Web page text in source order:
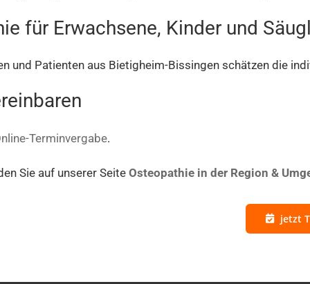
für Erwachsene, Kinder und
und Patienten aus Bietigheim-Bissingen schätzen die
Terminvergabe.
Sie auf unserer Seite Osteopathie in der Region &
jetzt